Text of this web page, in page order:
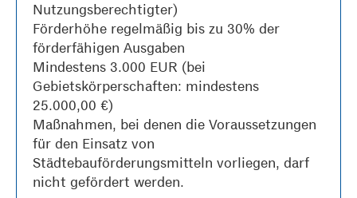
Nutzungsberechtigter)
Förderhöhe regelmäßig bis zu 30% der
förderfähigen Ausgaben
Mindestens 3.000 EUR (bei
Gebietskörperschaften: mindestens
25.000,00 €)
Maßnahmen, bei denen die Voraussetzungen
für den Einsatz von
Städtebauförderungsmitteln vorliegen, darf
nicht gefördert werden.